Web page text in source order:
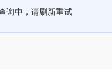
询中，请刷新重试